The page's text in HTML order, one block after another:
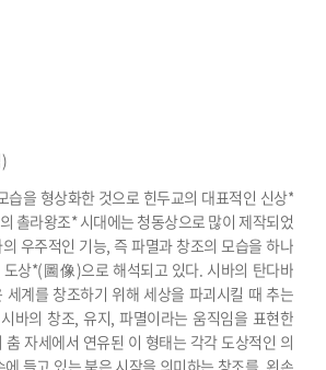
습을 형상화한 것으로 힌두교의 대표적인 신상*
촐라왕조* 시대에는 청동상으로 많이 제작되었
우주적인 기능, 즉 파멸과 창조의 모습을 하나
도상*(圖像)으로 해석되고 있다. 시바의 탄다바
계를 창조하기 위해 세상을 파괴시킬 때 추는
바의 창조, 유지, 파멸이라는 움직임을 표현한
춤 자세에서 연유된 이 형태는 각각 도상적인 의